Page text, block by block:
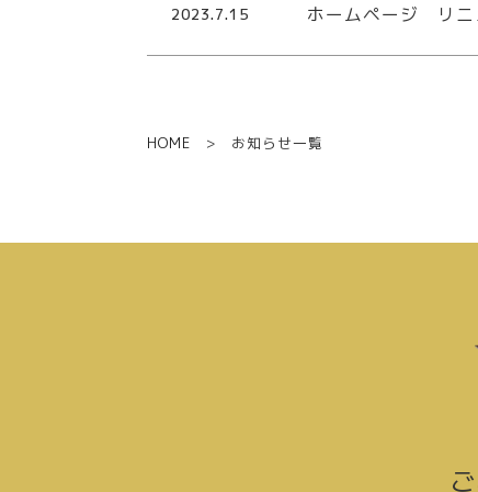
2023.7.15 ホームページ リニ
HOME > お知らせ一覧